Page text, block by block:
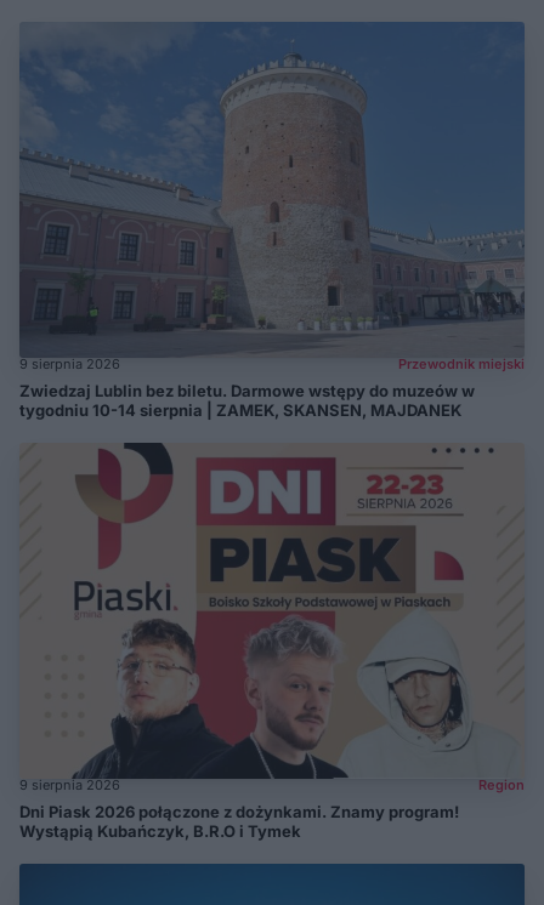
9 sierpnia 2026 Przewodnik miejski
Zwiedzaj Lublin bez biletu. Darmowe wstępy do muzeów w
tygodniu 10-14 sierpnia | ZAMEK, SKANSEN, MAJDANEK
9 sierpnia 2026 Region
Dni Piask 2026 połączone z dożynkami. Znamy program!
Wystąpią Kubańczyk, B.R.O i Tymek